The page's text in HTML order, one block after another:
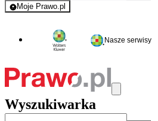
Moje Prawo.pl
- rejestracja i logowanie do serwisu
Nasze serwisy
Wyszukiwarka